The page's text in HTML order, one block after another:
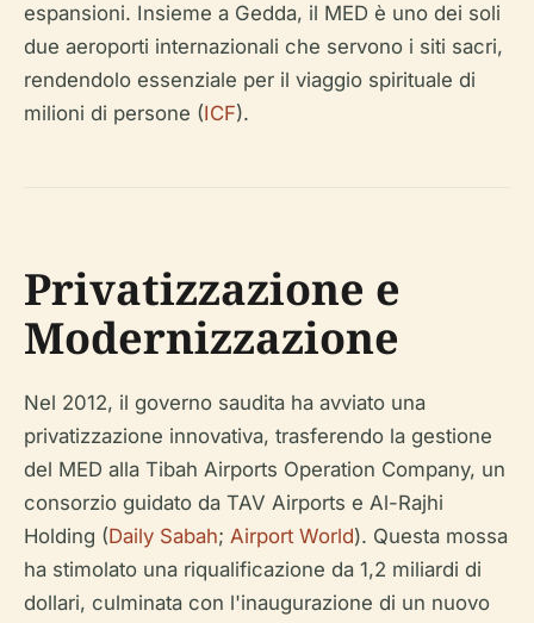
espansioni. Insieme a Gedda, il MED è uno dei soli
due aeroporti internazionali che servono i siti sacri,
rendendolo essenziale per il viaggio spirituale di
milioni di persone (ICF).
Privatizzazione e
Modernizzazione
Nel 2012, il governo saudita ha avviato una
privatizzazione innovativa, trasferendo la gestione
del MED alla Tibah Airports Operation Company, un
consorzio guidato da TAV Airports e Al-Rajhi
Holding (Daily Sabah; Airport World). Questa mossa
ha stimolato una riqualificazione da 1,2 miliardi di
dollari, culminata con l'inaugurazione di un nuovo